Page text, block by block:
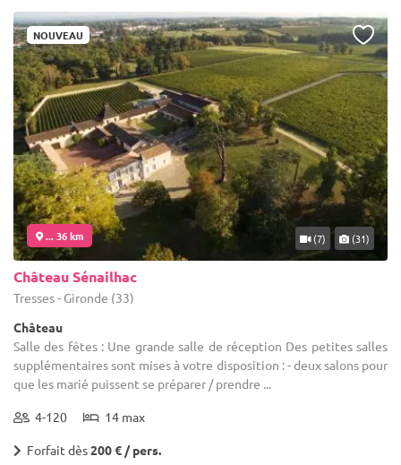
NOUVEAU
... 36 km (7) (31)
Château Sénailhac
Tresses - Gironde (33)
Château
Salle des fêtes : Une grande salle de réception Des petites salles
supplémentaires sont mises à votre disposition : - deux salons pour
que les marié puissent se préparer / prendre ...
4-120 14 max
Forfait dès200 € / pers.